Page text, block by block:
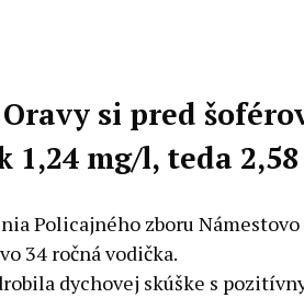
Oravy si pred
mg/l, teda
Policajného zboru
34 ročná vodička.
dychovej skúške s